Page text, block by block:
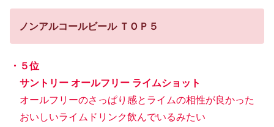
ノンアルコールビール ＴＯＰ５
・５位
サントリー オールフリー ライムショット
オールフリーのさっぱり感とライムの相性が良かった
おいしいライムドリンク飲んでいるみたい